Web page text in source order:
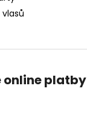
online platby